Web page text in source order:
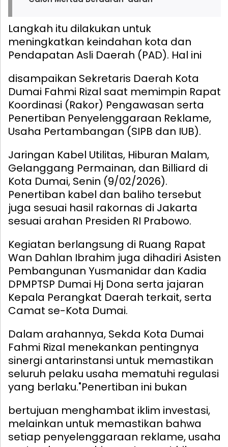
Langkah itu dilakukan untuk
meningkatkan keindahan kota dan
Pendapatan Asli Daerah (PAD). Hal ini
disampaikan Sekretaris Daerah Kota
Dumai Fahmi Rizal saat memimpin Rapat
Koordinasi (Rakor) Pengawasan serta
Penertiban Penyelenggaraan Reklame,
Usaha Pertambangan (SIPB dan IUB).
Jaringan Kabel Utilitas, Hiburan Malam,
Gelanggang Permainan, dan Billiard di
Kota Dumai, Senin (9/02/2026).
Penertiban kabel dan baliho tersebut
juga sesuai hasil rakornas di Jakarta
sesuai arahan Presiden RI Prabowo.
Kegiatan berlangsung di Ruang Rapat
Wan Dahlan Ibrahim juga dihadiri Asisten
Pembangunan Yusmanidar dan Kadia
DPMPTSP Dumai Hj Dona serta jajaran
Kepala Perangkat Daerah terkait, serta
Camat se-Kota Dumai.
Dalam arahannya, Sekda Kota Dumai
Fahmi Rizal menekankan pentingnya
sinergi antarinstansi untuk memastikan
seluruh pelaku usaha mematuhi regulasi
yang berlaku."Penertiban ini bukan
bertujuan menghambat iklim investasi,
melainkan untuk memastikan bahwa
setiap penyelenggaraan reklame, usaha